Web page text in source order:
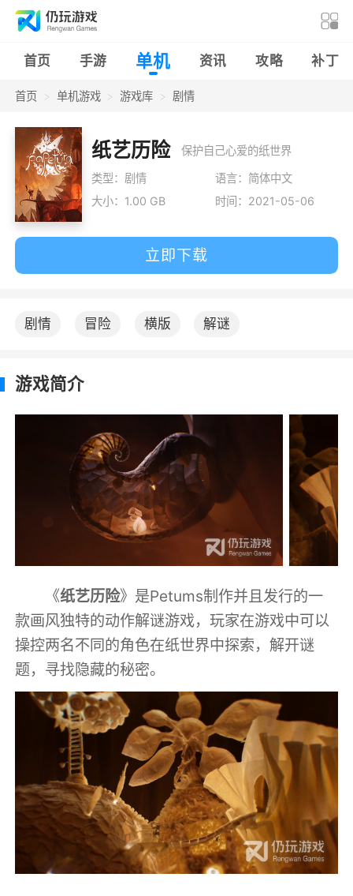
首页 手游 单机 资讯 攻略 补丁
首页 单机游戏 游戏库 剧情
纸艺历险 保护自己心爱的纸世界
类型：剧情
语言：简体中文
大小：1.00 GB
时间：2021-05-06
立即下载
剧情 冒险 横版 解谜
游戏简介
《纸艺历险》是Petums制作并且发行的一
款画风独特的动作解谜游戏，玩家在游戏中可以
操控两名不同的角色在纸世界中探索，解开谜
题，寻找隐藏的秘密。